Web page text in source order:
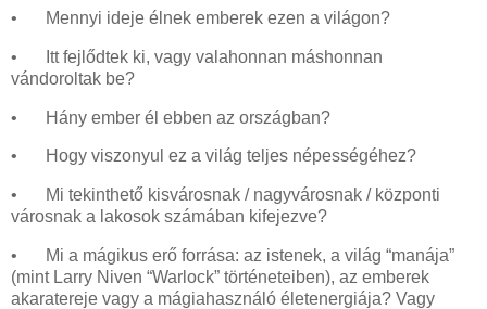
• Mennyi ideje élnek emberek ezen a világon?
•
Itt fejlődtek ki, vagy valahonnan máshonnan
vándoroltak be?
• Hány ember él ebben az országban?
• Hogy viszonyul ez a világ teljes népességéhez?
•
Mi tekinthető kisvárosnak / nagyvárosnak / központi
városnak a lakosok számában kifejezve?
•
Mi a mágikus erő forrása: az istenek, a világ “manája”
(mint Larry Niven “Warlock” történeteiben), az emberek
akaratereje vagy a mágiahasználó életenergiája? Vagy